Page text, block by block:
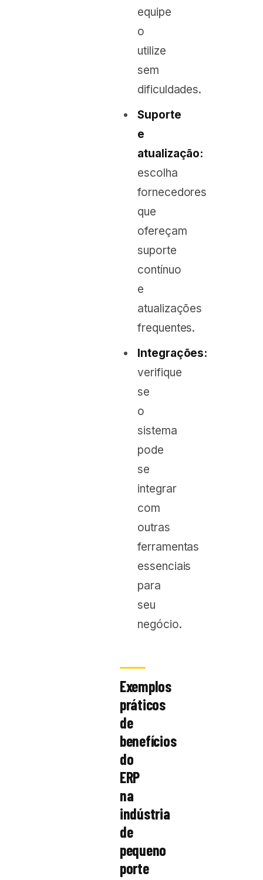
equipe
o
utilize
sem
dificuldades.
Suporte
e
atualização:
escolha
fornecedores
que
ofereçam
suporte
contínuo
e
atualizações
frequentes.
Integrações:
verifique
se
o
sistema
pode
se
integrar
com
outras
ferramentas
essenciais
para
seu
negócio.
Exemplos
práticos
de
benefícios
do
ERP
na
indústria
de
pequeno
porte